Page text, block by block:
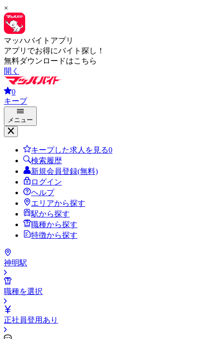
×
マッハバイトアプリ
アプリでお得にバイト探し！
無料ダウンロードはこちら
開く
0
キープ
メニュー
キープした求人を見る0
検索履歴
新規会員登録(無料)
ログイン
ヘルプ
エリアから探す
駅から探す
職種から探す
特徴から探す
神明駅
職種を選択
正社員登用あり